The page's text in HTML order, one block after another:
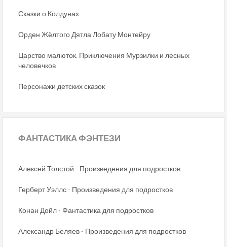
Сказки о Колдунах
Орден Жёлтого Дятла Лобату Монтейру
Царство малюток. Приключения Мурзилки и лесных
человечков
Персонажи детских сказок
ФАНТАСТИКАФЭНТЕЗИ
Алексей Толстой - Произведения для подростков
Герберт Уэллс - Произведения для подростков
Конан Дойл - Фантастика для подростков
Александр Беляев - Произведения для подростков